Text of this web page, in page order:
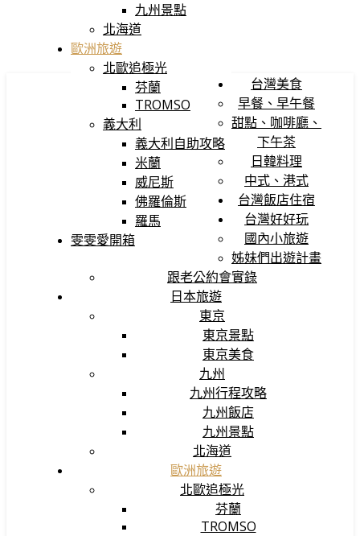
九州景點
北海道
歐洲旅遊
北歐追極光
芬蘭
TROMSO
義大利
義大利自助攻略
米蘭
威尼斯
佛羅倫斯
羅馬
雯雯愛開箱
台灣美食
早餐、早午餐
甜點、咖啡廳、
下午茶
日韓料理
中式、港式
台灣飯店住宿
台灣好好玩
國內小旅遊
姊妹們出遊計畫
跟老公約會實錄
日本旅遊
東京
東京景點
東京美食
九州
九州行程攻略
九州飯店
九州景點
北海道
歐洲旅遊
北歐追極光
芬蘭
TROMSO